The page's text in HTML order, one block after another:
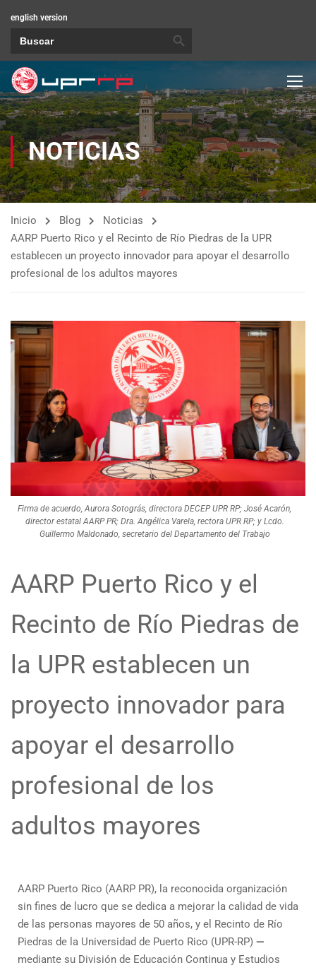
english version
NOTICIAS
Inicio Blog
Noticias
AARP Puerto Rico y el Recinto de Río Piedras de la UPR
establecen un proyecto innovador para apoyar el desarrollo
profesional de los adultos mayores
Firma de acuerdo, Aurora Sotográs, directora DECEP UPR RP; José Acarón,
director estatal AARP PR; Dra. Angélica Varela, rectora UPR RP; y Lcdo.
Guillermo Maldonado, secretario del Departamento del Trabajo
AARP Puerto Rico y el
Recinto de Río Piedras de
la UPR establecen un
proyecto innovador para
apoyar el desarrollo
profesional de los
adultos mayores
AARP Puerto Rico (AARP PR), la reconocida organización
sin fines de lucro que se dedica a mejorar la calidad de vida
de las personas mayores de 50 años, y el Recinto de Río
Piedras de la Universidad de Puerto Rico (UPR-RP) —
mediante su División de Educación Continua y Estudios